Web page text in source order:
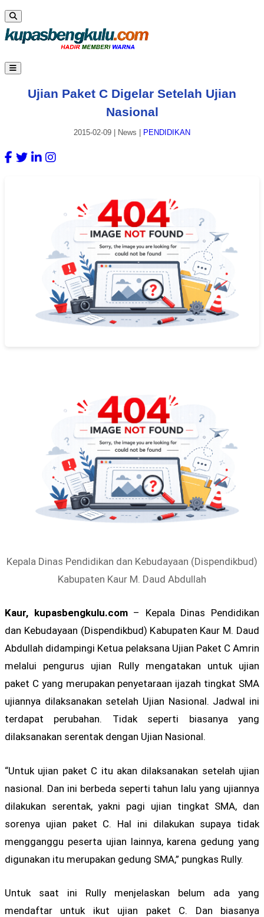
Ujian Paket C Digelar Setelah Ujian
Nasional
2015-02-09 News PENDIDIKAN
Kepala Dinas Pendidikan dan Kebudayaan (Dispendikbud)
Kabupaten Kaur M. Daud Abdullah
Kaur, kupasbengkulu.com– Kepala Dinas Pendidikan
dan Kebudayaan (Dispendikbud) Kabupaten Kaur M. Daud
Abdullah didampingi Ketua pelaksana Ujian Paket C Amrin
melalui pengurus ujian Rully mengatakan untuk ujian
paket C yang merupakan penyetaraan ijazah tingkat SMA
ujiannya dilaksanakan setelah Ujian Nasional. Jadwal ini
terdapat perubahan. Tidak seperti biasanya yang
dilaksanakan serentak dengan Ujian Nasional.
“Untuk ujian paket C itu akan dilaksanakan setelah ujian
nasional. Dan ini berbeda seperti tahun lalu yang ujiannya
dilakukan serentak, yakni pagi ujian tingkat SMA, dan
sorenya ujian paket C. Hal ini dilakukan supaya tidak
mengganggu peserta ujian lainnya, karena gedung yang
digunakan itu merupakan gedung SMA,” pungkas Rully.
Untuk saat ini Rully menjelaskan belum ada yang
mendaftar untuk ikut ujian paket C. Dan biasanya